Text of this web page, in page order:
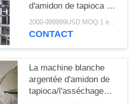
d'amidon de tapioca de
fibre multifonctionnels 2000-999999USD MOQ:1 ensemble
CONTACT
La machine blanche
argentée d'amidon de
tapioca/l'asséchage